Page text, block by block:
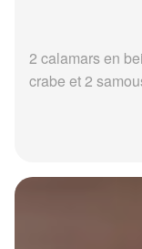
2 calamars en
crabe et 2